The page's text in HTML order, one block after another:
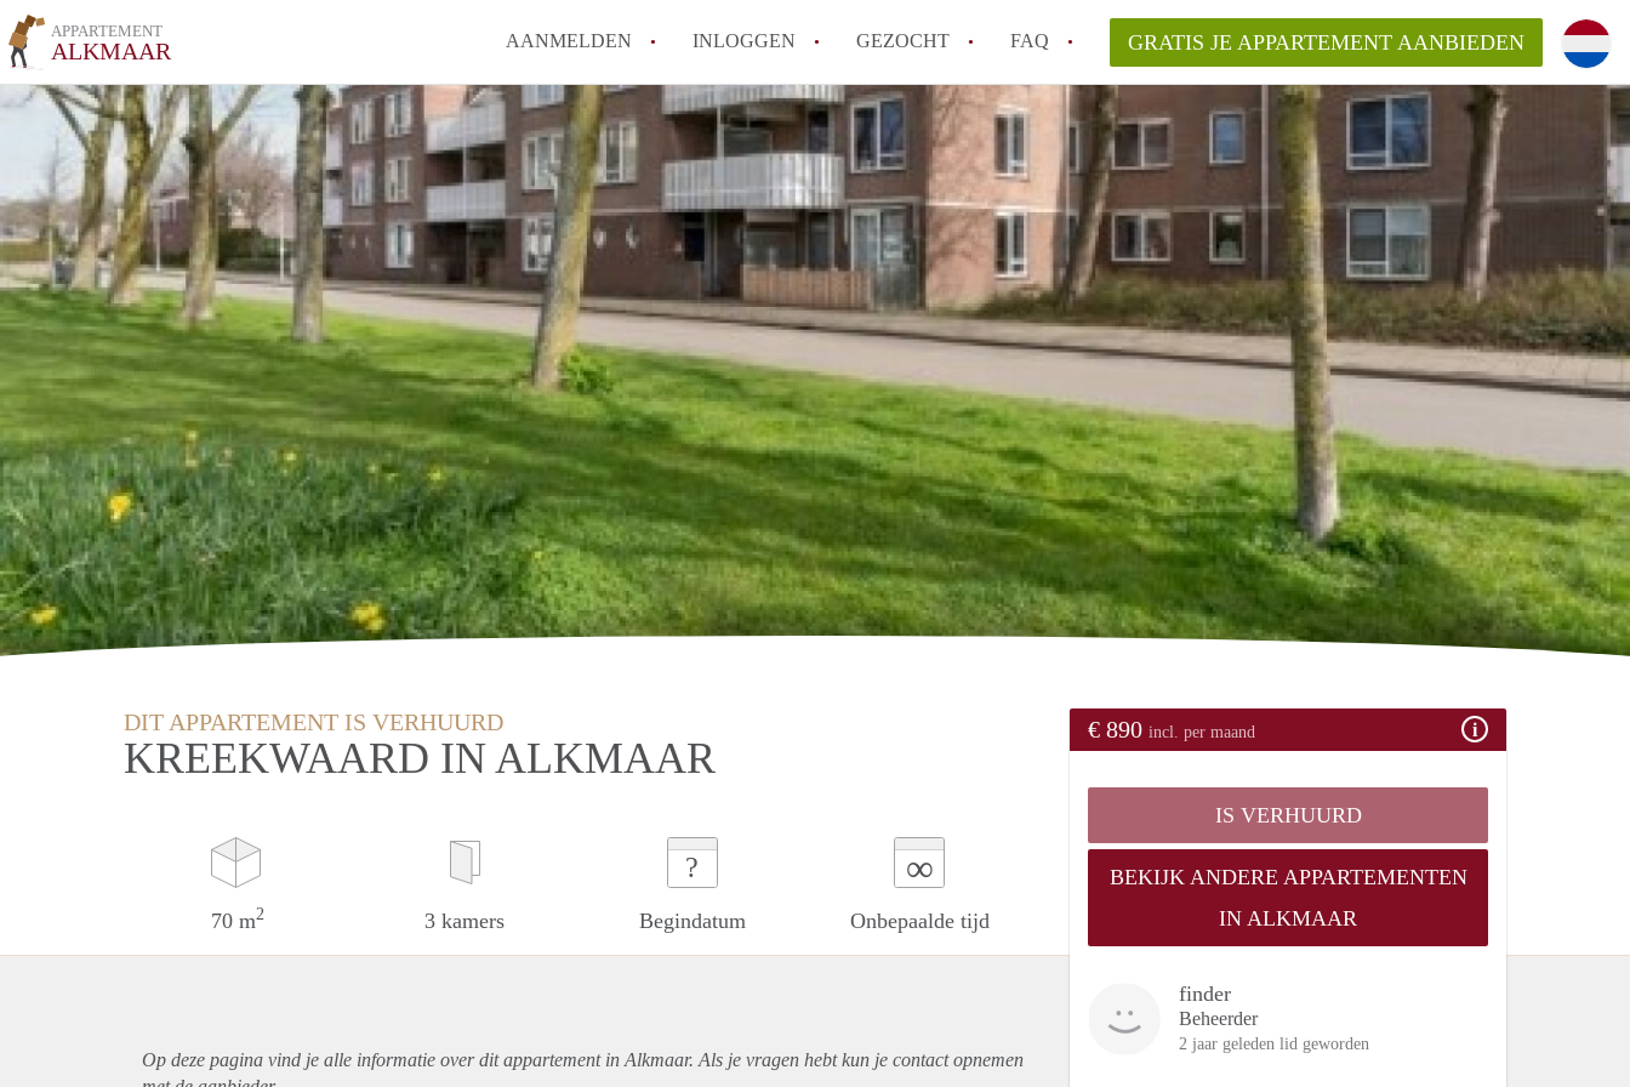
APPARTEMENT
ALKMAAR AANMELDEN INLOGGEN GEZOCHT FAQ
Tips: om in Alkmaar een appartement te vinden!
How to translate AppartementAlkmaar!
Wat is AppartementAlkmaar?
Wat is de privacyverklaring van AppartementAlkmaar?
Berekent AppartementAlkmaar
makelaarsvergoeding/bemiddelingsvergoeding?
Alle veelgestelde vragen
GRATIS JE APPARTEMENT AANBIEDEN
DIT APPARTEMENT IS VERHUURD
KREEKWAARD IN ALKMAAR
70 m2 3 kamers
?
Begindatum
∞
Onbepaalde tijd
€ 890 incl. per maand
IS VERHUURD
BEKIJK ANDERE APPARTEMENTEN
IN ALKMAAR
finder
Beheerder
2 jaar geleden lid geworden
Op deze pagina vind je alle informatie over ditappartementin Alkmaar. Als je vragen hebt kun je contact opnemen